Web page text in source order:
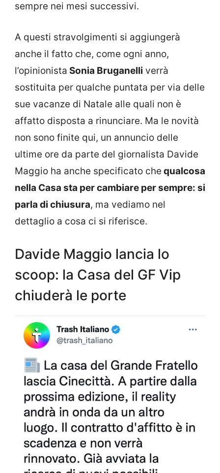
sempre nei mesi successivi.
A questi stravolgimenti si aggiungerà
anche il fatto che, come ogni anno,
l’opinionista Sonia Bruganelli verrà
sostituita per qualche puntata per via delle
sue vacanze di Natale alle quali non è
affatto disposta a rinunciare. Ma le novità
non sono finite qui, un annuncio delle
ultime ore da parte del giornalista Davide
Maggio ha anche specificato che qualcosa
nella Casa sta per cambiare per sempre: si
parla di chiusura, ma vediamo nel
dettaglio a cosa ci si riferisce.
Davide Maggio lancia lo
scoop: la Casa del GF Vip
chiuderà le porte